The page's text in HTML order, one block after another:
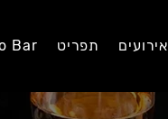
אירועים תפריט Bar